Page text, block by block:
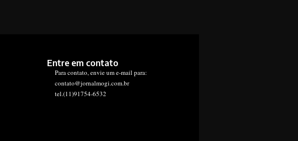
Entre em contato
Para contato, envie um e-mail para:
contato@jornalmogi.com.br
tel.(11)91754-6532